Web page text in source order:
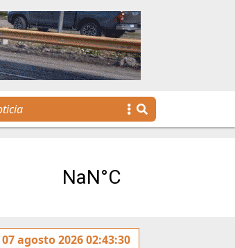
la familia
agosto 2026 02:43:30